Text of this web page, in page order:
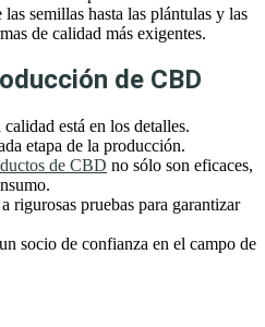
semillas hasta las plántulas y las
de calidad más exigentes.
de CBD
está en los detalles.
etapa de la producción.
de CBD no sólo son eficaces,
rigurosas pruebas para garantizar
socio de confianza en el campo de